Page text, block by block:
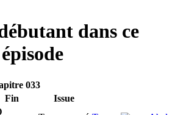
dans ce
033
Fin
Issue